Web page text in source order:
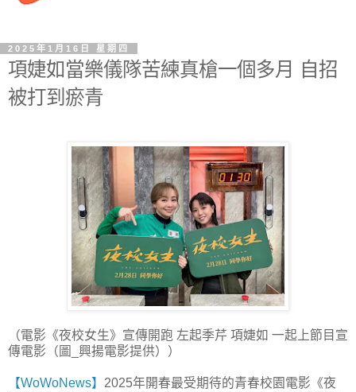
2025年1月16日 星期四
項婕如當樂儀隊苦練真槍一個多月 自招
被打到瘀青
（電影《夜校女生》宣傳開跑 左起季芹 項婕如 一起上節目宣
傳電影（圖_興揚電影提供））
【WoWoNews】 2025年開春最受期待的青春校園電影《夜